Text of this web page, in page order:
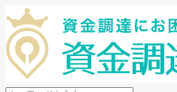
メニューを開閉